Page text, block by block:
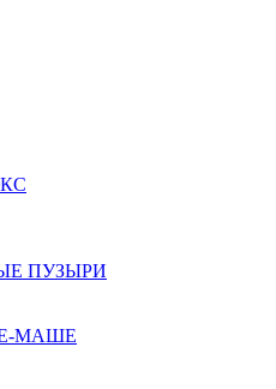
ПУЗЫРИ
МАШЕ